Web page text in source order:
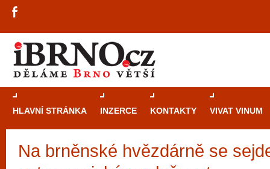
HLAVNÍ STRÁNKA INZERCE KONTAKTY VIVAT VINUM
Na brněnské hvězdárně se
Průvodce